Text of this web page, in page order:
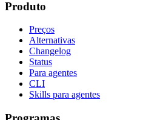
Produto
Preços
Alternativas
Changelog
Status
Para agentes
CLI
Skills para agentes